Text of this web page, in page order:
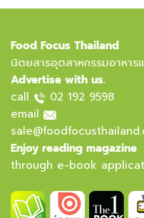
Food Focus Thailand
นิตยสารอุตสาหกรรมอาหาร
Advertise with us.
call
02 192 9598
email
Enjoy reading magazine
through e-book